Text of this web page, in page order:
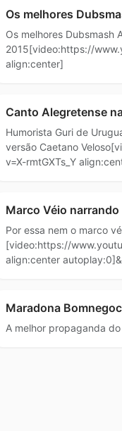
Os melhores
Os melhores Dubsmash
2015[video:https://
align:center]
Canto Alegretense
Humorista Guri de
versão Caetano
v=X-rmtGXTs_Y
Marco Véio narrando
Por essa nem o marco
[video:https://
align:center
Maradona
A melhor propaganda